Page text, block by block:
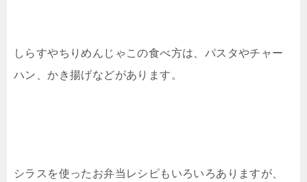
しらすやちりめんじゃこの食べ方は、パスタやチャー
ハン、かき揚げなどがあります。
シラスを使ったお弁当レシピもいろいろありますが、